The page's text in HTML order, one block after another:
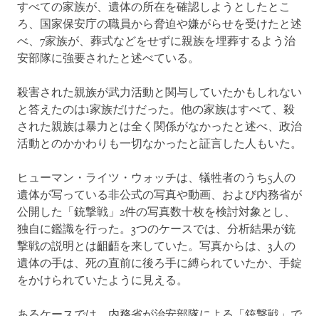
すべての家族が、遺体の所在を確認しようとしたとこ
ろ、国家保安庁の職員から脅迫や嫌がらせを受けたと述
べ、7家族が、葬式などをせずに親族を埋葬するよう治
安部隊に強要されたと述べている。
殺害された親族が武力活動と関与していたかもしれない
と答えたのは1家族だけだった。他の家族はすべて、殺
された親族は暴力とは全く関係がなかったと述べ、政治
活動とのかかわりも一切なかったと証言した人もいた。
ヒューマン・ライツ・ウォッチは、犠牲者のうち5人の
遺体が写っている非公式の写真や動画、および内務省が
公開した「銃撃戦」2件の写真数十枚を検討対象とし、
独自に鑑識を行った。3つのケースでは、分析結果が銃
撃戦の説明とは齟齬を来していた。写真からは、3人の
遺体の手は、死の直前に後ろ手に縛られていたか、手錠
をかけられていたように見える。